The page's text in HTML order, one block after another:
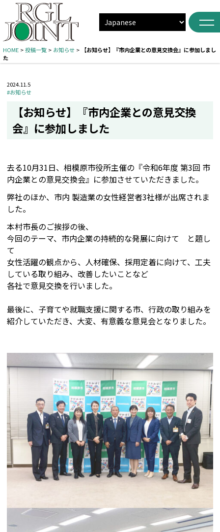
HOME>投稿一覧> お知らせ>
【お知らせ】『市内企業との意見交換会』に参加しまし
た
2024.11.5
#お知らせ
【お知らせ】『市内企業との意見交換
会』に参加しました
去る10月31日、相模原市役所主催の『令和6年度 第3回 市
内企業との意見交換会』に参加させていただきました。
弊社のほか、市内 製造業の女性経営者3社様が出席されま
した。
本村市長のご挨拶の後、
今回のテーマ、市内企業の持続的な発展に向けて と題し
て
女性活躍の観点から、人材確保、採用定着に向けて、工夫
している取り組み、改善したいことなど
各社で意見交換を行いました。
最後に、子育てや就職支援に関する市、行政の取り組みを
紹介していただき、大変、有意義な意見会となりました。